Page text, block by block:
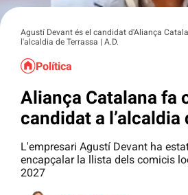
Agustí Devant és el candidat d'Aliança
l'alcaldia de Terrassa | A.D.
Política
Aliança Catalana fa
candidat a l’alcaldia
L'empresari Agustí Devant ha
encapçalar la llista dels comicis
2027